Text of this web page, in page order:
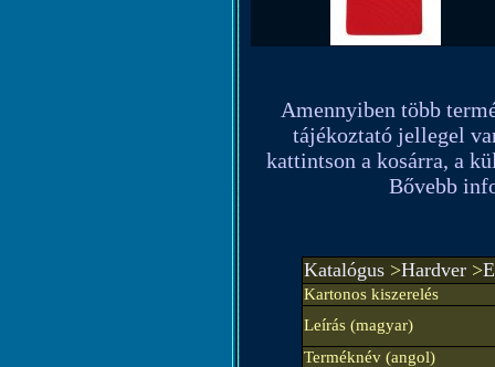
Amennyiben több
tájékoztató jellegel
kattintson a kosárra, a
Bővebb
Katalógus >Hardver >
Kartonos kiszerelés
Leírás (magyar)
Terméknév (angol)